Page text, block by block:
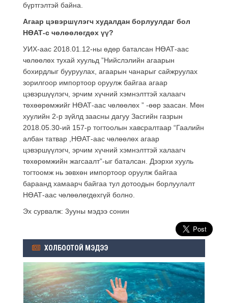
бүртгэлтэй байна.
Агаар цэвэршүлэгч худалдан борлуулдаг бол
НӨАТ-с чөлөөлөгдөх үү?
УИХ-аас 2018.01.12-ны өдөр баталсан НӨАТ-аас
чөлөөлөх тухай хуульд ”Нийслэлийн агаарын
бохирдлыг бууруулах, агаарын чанарыг сайжруулах
зорилгоор импортоор оруулж байгаа агаар
цэвэршүүлэгч, эрчим хүчний хэмнэлттэй халаагч
төхөөрөмжийг НӨАТ-аас чөлөөлөх ” -өөр заасан. Мөн
хуулийн 2-р зүйлд заасны дагуу Засгийн газрын
2018.05.30-ий 157-р тогтоолын хавсралтаар “Гаалийн
албан татвар ,НӨАТ-аас чөлөөлөх агаар
цэвэршүүлэгч, эрчим хүчний хэмнэлттэй халаагч
төхөрөмжийн жагсаалт”-ыг баталсан. Дээрхи хууль
тогтоомж нь зөвхөн импортоор оруулж байгаа
бараанд хамаарч байгаа тул дотоодын борлуулалт
НӨАТ-аас чөлөөлөгдөхгүй болно.
Эх сурвалж: 3ууны мэдээ сонин
ХОЛБООТОЙ МЭДЭЭ